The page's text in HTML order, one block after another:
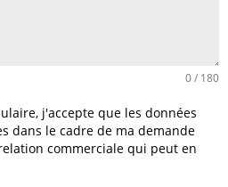
0 / 180
j'accepte que les données
dans le cadre de ma demande
commerciale qui peut en